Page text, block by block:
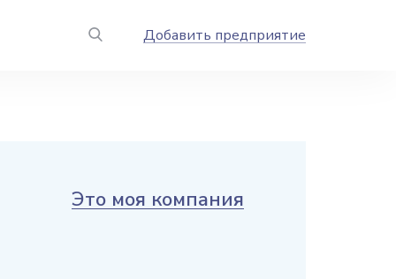
Добавить предприятие
Это моя компания